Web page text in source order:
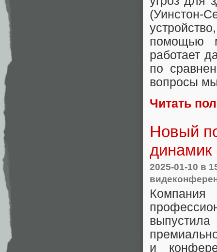
помощью
работает
по
вопросы
Читать
Новый
динамик
2025-01-10 в
и